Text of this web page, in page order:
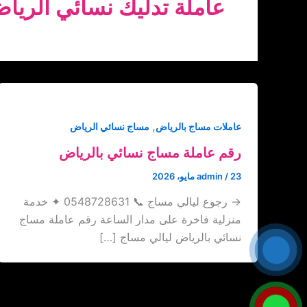
عاملة تدليك نسائي
عاملات مساج بالرياض, مساج نسائي الرياض
رقم عاملة مساج نسائي بالرياض
admin / 23 مايو، 2026
→ رجوع ليالي مساج 📞 0548728631 ✦ خدمة
منزلية فاخرة على مدار الساعة رقم عاملة مساج
نسائي بالرياض ليالي مساج […]